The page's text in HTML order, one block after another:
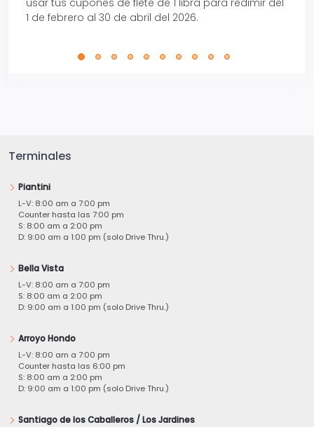
1 de febrero al 30 de abril del 2026.
Terminales
Piantini
L-V: 8:00 am a 7:00 pm
Counter hasta las 7:00 pm
S: 8:00 am a 2:00 pm
D: 9:00 am a 1:00 pm (solo Drive Thru.)
Bella Vista
L-V: 8:00 am a 7:00 pm
S: 8:00 am a 2:00 pm
D: 9:00 am a 1:00 pm (solo Drive Thru.)
Arroyo Hondo
L-V: 8:00 am a 7:00 pm
Counter hasta las 6:00 pm
S: 8:00 am a 2:00 pm
D: 9:00 am a 1:00 pm (solo Drive Thru.)
Santiago de los Caballeros / Los Jardines